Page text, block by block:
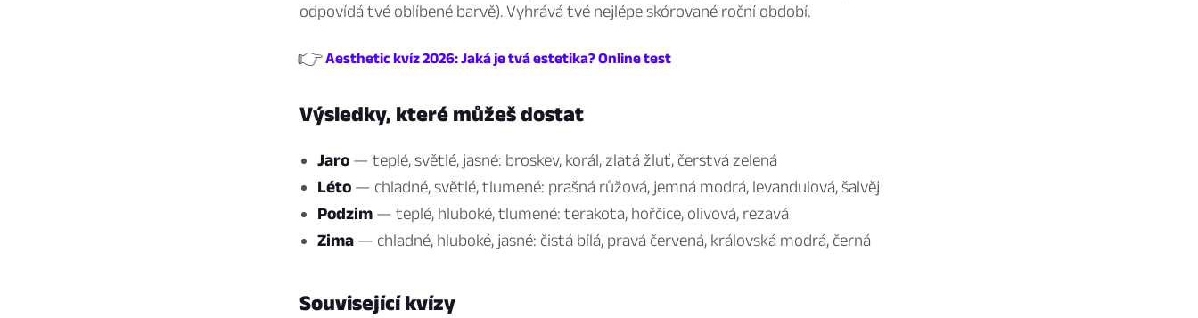
odpovídá tvé oblíbené barvě). Vyhrává tvé nejlépe skórované roční období.
👉 Aesthetic kvíz 2026: Jaká je tvá estetika? Online test
Výsledky, které můžeš dostat
Jaro — teplé, světlé, jasné: broskev, korál, zlatá žluť, čerstvá zelená
Léto — chladné, světlé, tlumené: prašná růžová, jemná modrá, levandulová, šalvěj
Podzim — teplé, hluboké, tlumené: terakota, hořčice, olivová, rezavá
Zima — chladné, hluboké, jasné: čistá bílá, pravá červená, královská modrá, černá
Související kvízy